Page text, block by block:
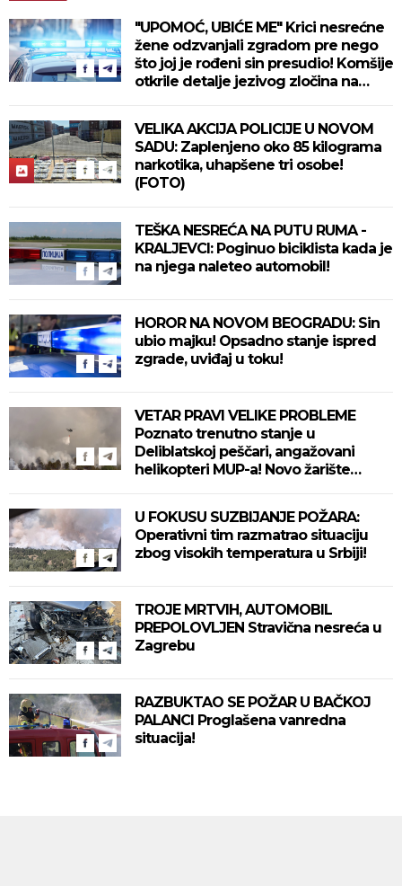
"UPOMOĆ, UBIĆE ME" Krici nesrećne
žene odzvanjali zgradom pre nego
što joj je rođeni sin presudio! Komšije
otkrile detalje jezivog zločina na
VELIKA AKCIJA POLICIJE U NOVOM
SADU: Zaplenjeno oko 85 kilograma
narkotika, uhapšene tri osobe!
(FOTO)
TEŠKA NESREĆA NA PUTU RUMA -
KRALJEVCI: Poginuo biciklista kada je
na njega naleteo automobil!
HOROR NA NOVOM BEOGRADU: Sin
ubio majku! Opsadno stanje ispred
zgrade, uviđaj u toku!
VETAR PRAVI VELIKE PROBLEME
Poznato trenutno stanje u
Deliblatskoj peščari, angažovani
helikopteri MUP-a! Novo žarište
U FOKUSU SUZBIJANJE POŽARA:
Operativni tim razmatrao situaciju
zbog visokih temperatura u Srbiji!
TROJE MRTVIH, AUTOMOBIL
PREPOLOVLJEN Stravična nesreća u
Zagrebu
RAZBUKTAO SE POŽAR U BAČKOJ
PALANCI Proglašena vanredna
situacija!